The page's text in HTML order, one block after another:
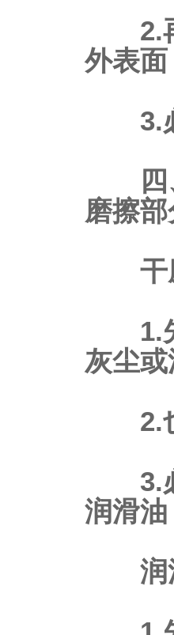
2.再
外表
3.必
四、
磨擦
干磨
1.先
灰尘
2.也
3.必
润滑
润滑